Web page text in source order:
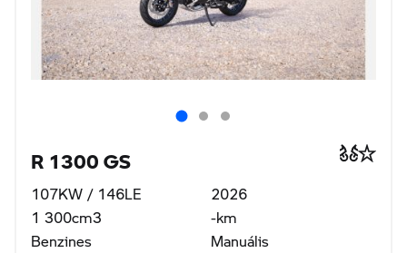
R 1300 GS
107KW / 146LE
1 300cm3
Benzines
2026
-km
Manuális